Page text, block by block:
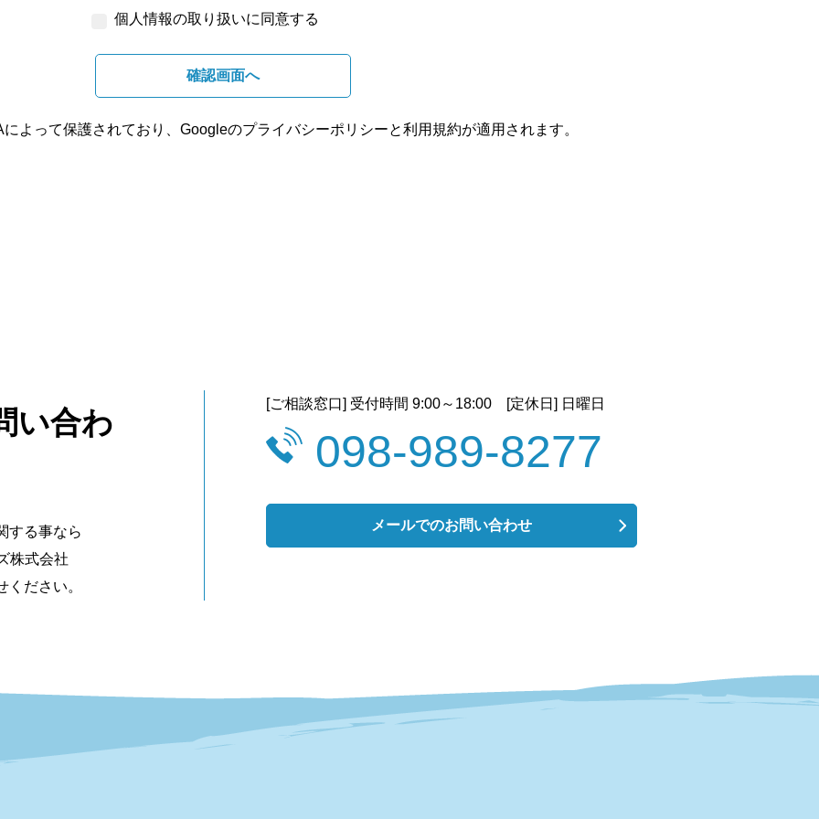
個人情報の取り扱いに同意する
確認画面へ
よって保護されており、Googleのプライバシーポリシーと利用規約が適用されます。
い合わ
する事なら
株式会社
ください。
[ご相談窓口] 受付時間 9:00～18:00 [定休日] 日曜日
098-989-8277
メールでのお問い合わせ